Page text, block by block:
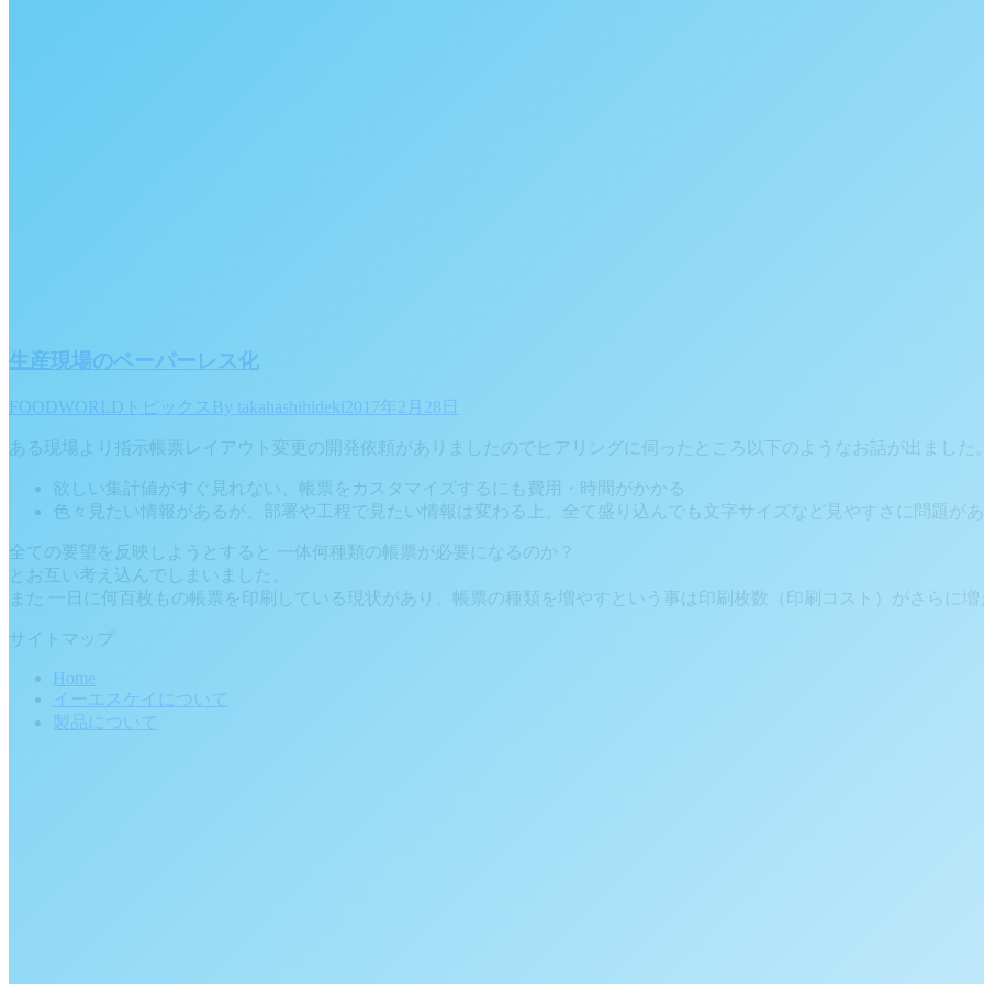
生産現場のペーパーレス化
FOODWORLDトピックス By takahashihideki 2017年2月28日
ある現場より指示帳票レイアウト変更の開発依頼がありましたのでヒアリングに伺ったところ以下のようなお話が出ました
欲しい集計値がすぐ見れない、帳票をカスタマイズするにも費用・時間がかかる
色々見たい情報があるが、部署や工程で見たい情報は変わる上、全て盛り込んでも文字サイズなど見やすさに問題が
全ての要望を反映しようとすると 一体何種類の帳票が必要になるのか？
とお互い考え込んでしまいました。
また 一日に何百枚もの帳票を印刷している現状があり、帳票の種類を増やすという事は印刷枚数（印刷コスト）がさらに
サイトマップ
Home
イーエスケイについて
製品について